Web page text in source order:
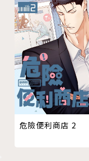
危險便利商店 2